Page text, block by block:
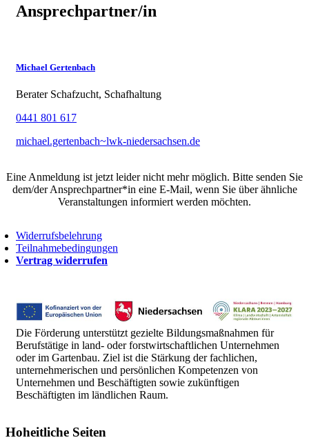
Ansprechpartner/in
Michael Gertenbach
Berater Schafzucht, Schafhaltung
0441 801 617
michael.gertenbach~lwk-niedersachsen.de
Eine Anmeldung ist jetzt leider nicht mehr möglich. Bitte senden Sie
dem/der Ansprechpartner*in eine E-Mail, wenn Sie über ähnliche
Veranstaltungen informiert werden möchten.
Widerrufsbelehrung
Teilnahmebedingungen
Vertrag widerrufen
Die Förderung unterstützt gezielte Bildungsmaßnahmen für
Berufstätige in land- oder forstwirtschaftlichen Unternehmen
oder im Gartenbau. Ziel ist die Stärkung der fachlichen,
unternehmerischen und persönlichen Kompetenzen von
Unternehmen und Beschäftigten sowie zukünftigen
Beschäftigten im ländlichen Raum.
Hoheitliche Seiten